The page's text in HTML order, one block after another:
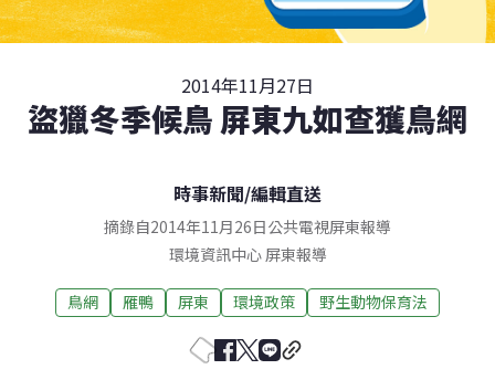
2014年11月27日
盜獵冬季候鳥 屏東九如查獲鳥網
時事新聞/編輯直送
摘錄自2014年11月26日公共電視屏東報導
環境資訊中心 屏東報導
鳥網 雁鴨 屏東 環境政策 野生動物保育法